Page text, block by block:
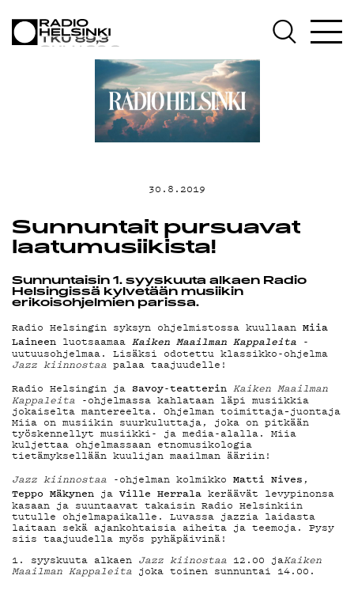
OHJELMAT
TEKIJÄT
ON-DEMAND
PODCAST
MAINOSTA
YHTEYSTIEDOT
G LIVELAB
YSTÄVÄKLUBI
TIETOSUOJA
30.8.2019
Sunnuntait pursuavat
laatumusiikista!
Sunnuntaisin 1. syyskuuta alkaen Radio
Helsingissä kylvetään musiikin
erikoisohjelmien parissa.
Radio Helsingin syksyn ohjelmistossa kuullaan Miia
Laineen luotsaamaa Kaiken Maailman Kappaleita -
uutuusohjelmaa. Lisäksi odotettu klassikko-ohjelma
Jazz kiinnostaa palaa taajuudelle!
Radio Helsingin ja Savoy-teatterin Kaiken Maailman
Kappaleita -ohjelmassa kahlataan läpi musiikkia
jokaiselta mantereelta. Ohjelman toimittaja–juontaja
Miia on musiikin suurkuluttaja, joka on pitkään
työskennellyt musiikki- ja media-alalla. Miia
kuljettaa ohjelmassaan etnomusikologia
tietämyksellään kuulijan maailman ääriin!
Jazz kiinnostaa -ohjelman kolmikko Matti Nives ,
Teppo Mäkynen ja Ville Herrala keräävät levypinonsa
kasaan ja suuntaavat takaisin Radio Helsinkiin
tutulle ohjelmapaikalle. Luvassa jazzia laidasta
laitaan sekä ajankohtaisia aiheita ja teemoja. Pysy
siis taajuudella myös pyhäpäivinä!
1. syyskuuta alkaen Jazz kiinostaa 12.00 jaKaiken
Maailman Kappaleita joka toinen sunnuntai 14.00.